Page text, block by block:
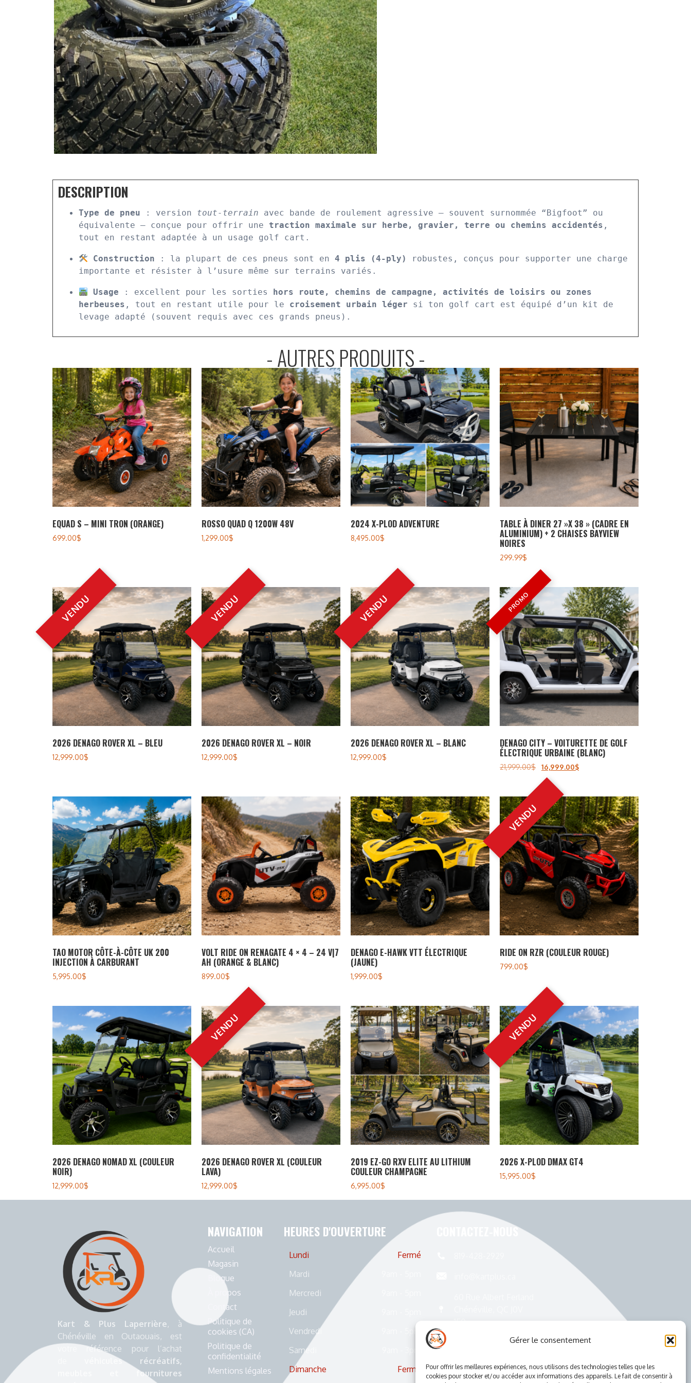
Gérer le consentement
Pour offrir les meilleures expériences, nous utilisons des technologies telles que les
cookies pour stocker et/ou accéder aux informations des appareils. Le fait de consentir à
DESCRIPTION
Type de pneu : version tout-terrain avec bande de roulement agressive – souvent surnommée “Bigfoot” ou
équivalente – conçue pour offrir une traction maximale sur herbe, gravier, terre ou chemins accidentés ,
tout en restant adaptée à un usage golf cart.
Construction : la plupart de ces pneus sont en 4 plis (4-ply)
robustes, conçus pour supporter une charge
importante et résister à l’usure même sur terrains variés.
Usage : excellent pour les sorties
hors route, chemins de campagne, activités de loisirs ou zones
herbeuses , tout en restant utile pour le croisement urbain léger si ton golf cart est équipé d’un kit de
levage adapté (souvent requis avec ces grands pneus).
- AUTRES PRODUITS -
EQUAD S – MINI TRON (ORANGE)
699.00$
ROSSO QUAD Q 1200W 48V
1,299.00$
2024 X-PLOD ADVENTURE
8,495.00$
TABLE À DINER 27 »X 38 » (CADRE EN
ALUMINIUM) + 2 CHAISES BAYVIEW
NOIRES
299.99$
2026 DENAGO ROVER XL – BLEU
12,999.00$
2026 DENAGO ROVER XL – NOIR
12,999.00$
2026 DENAGO ROVER XL – BLANC
12,999.00$
DENAGO CITY – VOITURETTE DE GOLF
ÉLECTRIQUE URBAINE (BLANC)
21,999.00$ 16,999.00$
TAO MOTOR CÔTE-À-CÔTE UK 200
INJECTION À CARBURANT
5,995.00$
VOLT RIDE ON RENAGATE 4 × 4 – 24 V|7
AH (ORANGE & BLANC)
899.00$
DENAGO E-HAWK VTT ÉLECTRIQUE
(JAUNE)
1,999.00$
RIDE ON RZR (COULEUR ROUGE)
799.00$
2026 DENAGO NOMAD XL (COULEUR
NOIR)
12,999.00$
2026 DENAGO ROVER XL (COULEUR
LAVA)
12,999.00$
2019 EZ-GO RXV ELITE AU LITHIUM
COULEUR CHAMPAGNE
6,995.00$
2026 X-PLOD DMAX GT4
15,995.00$
Kart & Plus Laperrière, à
Chénéville en Outaouais, est
votre référence pour l’achat
véhicules récréatifs,
meubles et fournitures
NAVIGATION
Accueil
Magasin
Blogue
À propos
Contact
Politique de
cookies (CA)
Politique de
confidentialité
Mentions légales
HEURES D'OUVERTURE
Lundi
Fermé
Mardi
Mercredi
Jeudi
Vendredi
Samedi
Dimanche
Fermé
CONTACTEZ-NOUS